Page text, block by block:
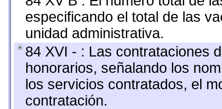
especificando el total de las
unidad administrativa.
84 XVI - : Las contrataciones
honorarios, señalando los
los servicios contratados, el
contratación.